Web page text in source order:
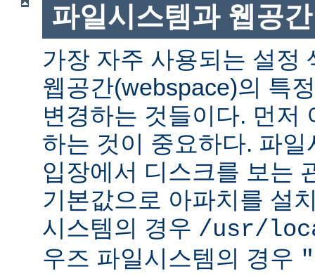
파일시스템과 웹공간
가장 자주 사용되는 설정
웹공간(webspace)의 특
변경하는 것들이다. 먼저
하는 것이 중요하다. 파
입장에서 디스크를 보는
기본값으로 아파치를 설
시스템의 경우 /usr/
우즈 파일시스템의 경우